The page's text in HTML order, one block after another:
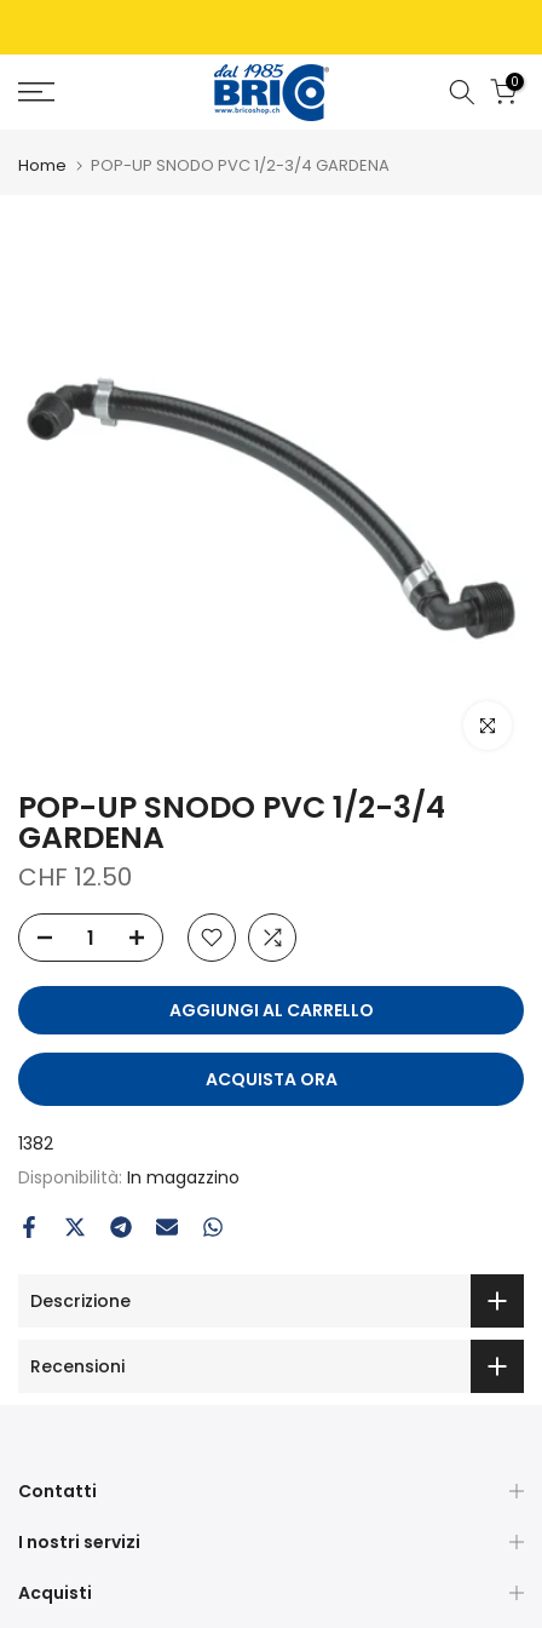
0
Home POP-UP SNODO PVC 1/2-3/4 GARDENA
clicca
POP-UP SNODO PVC 1/2-3/4
GARDENA
CHF 12.50
AGGIUNGI AL CARRELLO
ACQUISTA ORA
1382
Disponibilità: In magazzino
Descrizione
Recensioni
Contatti
I nostri servizi
Acquisti